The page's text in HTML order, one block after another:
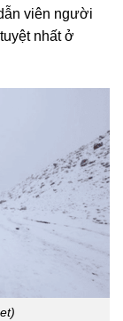
viên người
nhất ở